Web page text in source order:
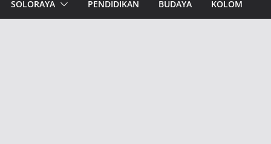
SOLORAYA PENDIDIKAN BUDAYA KOLOM